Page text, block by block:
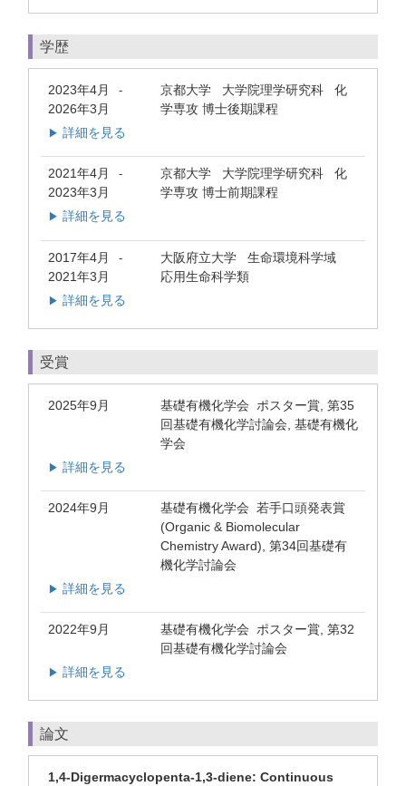
学歴
2023年4月 -
2026年3月
京都大学 大学院理学研究科 化
学専攻 博士後期課程
▶ 詳細を見る
2021年4月 -
2023年3月
京都大学 大学院理学研究科 化
学専攻 博士前期課程
▶ 詳細を見る
2017年4月 -
2021年3月
大阪府立大学 生命環境科学域
応用生命科学類
▶ 詳細を見る
受賞
2025年9月
基礎有機化学会 ポスター賞, 第35
回基礎有機化学討論会, 基礎有機化
学会
▶ 詳細を見る
2024年9月
基礎有機化学会 若手口頭発表賞
(Organic & Biomolecular
Chemistry Award), 第34回基礎有
機化学討論会
▶ 詳細を見る
2022年9月
基礎有機化学会 ポスター賞, 第32
回基礎有機化学討論会
▶ 詳細を見る
論文
1,4‐Digermacyclopenta‐1,3‐diene: Continuous